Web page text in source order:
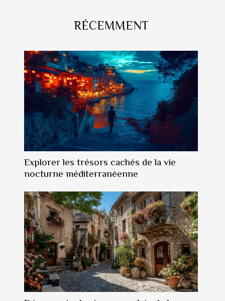
RÉCEMMENT
Explorer les trésors cachés de la vie
nocturne méditerranéenne